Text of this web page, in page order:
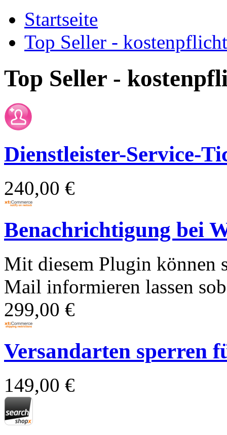
Startseite
Top Seller -
Top Seller -
Dienstleister-Service-
240,00 €
Benachrichtigung bei
Mit diesem Plugin können
Mail informieren lassen
299,00 €
Versandarten sperren
149,00 €